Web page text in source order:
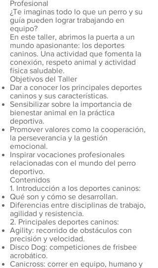
Profesional
¿Te imaginas todo lo que un perro y su
guía pueden lograr trabajando en
equipo?
En este taller, abrimos la puerta a un
mundo apasionante: los deportes
caninos. Una actividad que fomenta la
conexión, respeto animal y actividad
física saludable.
Objetivos del Taller
Dar a conocer los principales deportes
caninos y sus características.
Sensibilizar sobre la importancia de
bienestar animal en la práctica
deportiva.
Promover valores como la cooperación,
la perseverancia y la gestión
emocional.
Inspirar vocaciones profesionales
relacionadas con el mundo del perro
deportivo.
Contenidos
1. Introducción a los deportes caninos:
Qué son y cómo se desarrollan.
Diferencias entre disciplinas de trabajo,
agilidad y resistencia.
2. Principales deportes caninos:
Agility: recorrido de obstáculos con
precisión y velocidad.
Disco Dog: competiciones de frisbee
acrobático.
Canicross: correr en equipo, humano y